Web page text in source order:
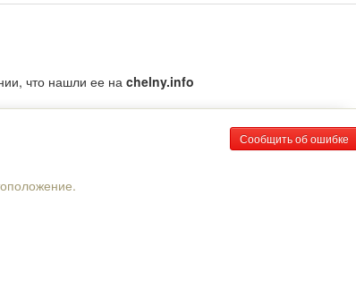
что нашли ее наchelny.info
Сообщить об ошибке